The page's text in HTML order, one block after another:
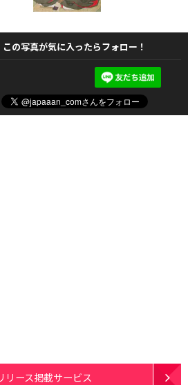
この写真が気に入ったらフォロー！
リース掲載サービス